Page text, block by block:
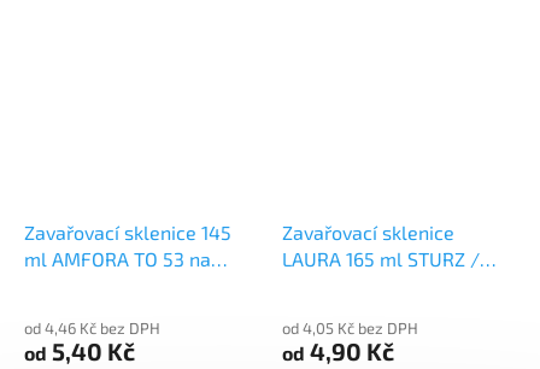
Zavařovací sklenice 145
ml AMFORA TO 53 na
od 4,46 Kč bez DPH
od 5,40 Kč
Zavařovací sklenice
LAURA 165 ml STURZ /
od 4,05 Kč bez DPH
od 4,90 Kč